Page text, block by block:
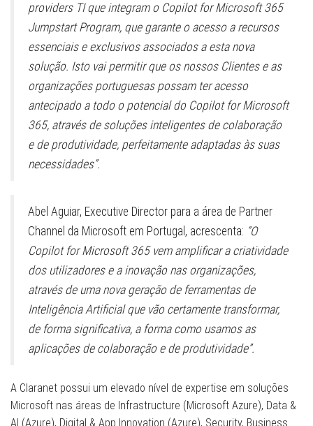
providers TI que integram o Copilot for Microsoft 365
Jumpstart Program, que garante o acesso a recursos
essenciais e exclusivos associados a esta nova
solução. Isto vai permitir que os nossos Clientes e as
organizações portuguesas possam ter acesso
antecipado a todo o potencial do Copilot for Microsoft
365, através de soluções inteligentes de colaboração
e de produtividade, perfeitamente adaptadas às suas
necessidades”.
Abel Aguiar, Executive Director para a área de Partner
Channel da Microsoft em Portugal, acrescenta: “O
Copilot for Microsoft 365 vem amplificar a criatividade
dos utilizadores e a inovação nas organizações,
através de uma nova geração de ferramentas de
Inteligência Artificial que vão certamente transformar,
de forma significativa, a forma como usamos as
aplicações de colaboração e de produtividade”.
A Claranet possui um elevado nível de expertise em soluções
Microsoft nas áreas de Infrastructure (Microsoft Azure), Data &
AI (Azure), Digital & App Innovation (Azure), Security, Business